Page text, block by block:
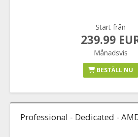
Start från
239.99
Månadsvis
BESTÄLL NU
Professional - Dedicated -